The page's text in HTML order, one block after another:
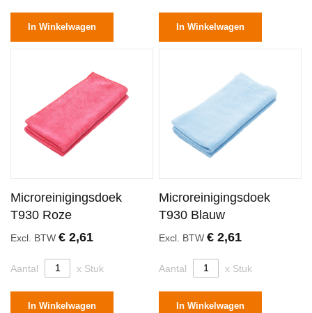
In Winkelwagen In Winkelwagen
Microreinigingsdoek
T930 Roze
Excl. BTW € 2,61
Aantal x Stuk
In Winkelwagen
Microreinigingsdoek
T930 Blauw
Excl. BTW€ 2,61
Aantal x Stuk
In Winkelwagen